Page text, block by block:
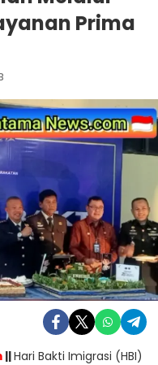
Prima
||Hari Bakti Imigrasi (HBI)